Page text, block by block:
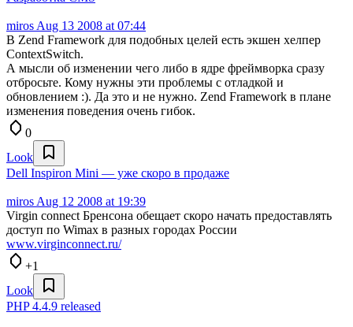
miros Aug 13 2008 at 07:44
В Zend Framework для подобных целей есть экшен хелпер
ContextSwitch.
А мысли об изменении чего либо в ядре фреймворка сразу
отбросьте. Кому нужны эти проблемы с отладкой и
обновлением :). Да это и не нужно. Zend Framework в плане
изменения поведения очень гибок.
0
Look
Dell Inspiron Mini — уже скоро в продаже
miros Aug 12 2008 at 19:39
Virgin connect Бренсона обещает скоро начать предоставлять
доступ по Wimax в разных городах России
www.virginconnect.ru/
+1
Look
PHP 4.4.9 released